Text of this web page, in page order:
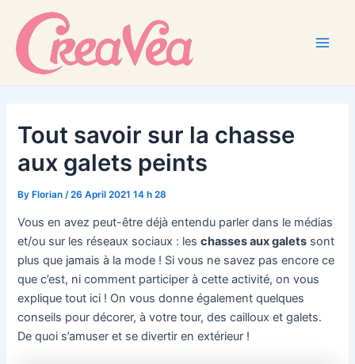
content
Tout savoir sur la chasse
aux galets peints
By Florian/26 April 2021 14 h 28
Vous en avez peut-être déjà entendu parler dans le médias
et/ou sur les réseaux sociaux : leschasses aux galets sont
plus que jamais à la mode ! Si vous ne savez pas encore ce
que c’est, ni comment participer à cette activité, on vous
explique tout ici ! On vous donne également quelques
conseils pour décorer, à votre tour, des cailloux et galets.
De quoi s’amuser et se divertir en extérieur !